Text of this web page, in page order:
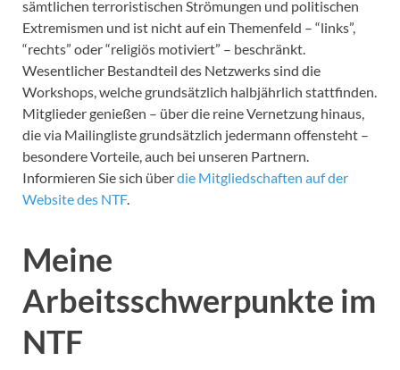
sämtlichen terroristischen Strömungen und politischen
Extremismen und ist nicht auf ein Themenfeld – “links”,
“rechts” oder “religiös motiviert” – beschränkt.
Wesentlicher Bestandteil des Netzwerks sind die
Workshops, welche grundsätzlich halbjährlich stattfinden.
Mitglieder genießen – über die reine Vernetzung hinaus,
die via Mailingliste grundsätzlich jedermann offensteht –
besondere Vorteile, auch bei unseren Partnern.
Informieren Sie sich überdie Mitgliedschaften auf der
Website des NTF.
Meine
Arbeitsschwerpunkte im
NTF